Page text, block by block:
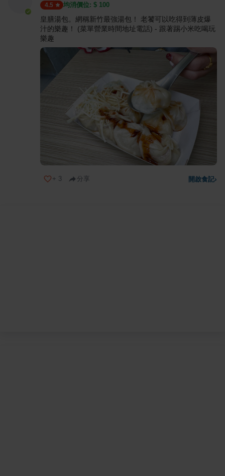
4.5 均消價位: $ 100
皇膳湯包。網稱新竹最強湯包！ 老饕可以吃得到薄皮爆
汁的樂趣！ (菜單營業時間地址電話) - 跟著踢小米吃喝玩
樂趣
+ 3 分享 開啟食記›